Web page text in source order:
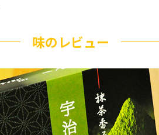
味のレビュー